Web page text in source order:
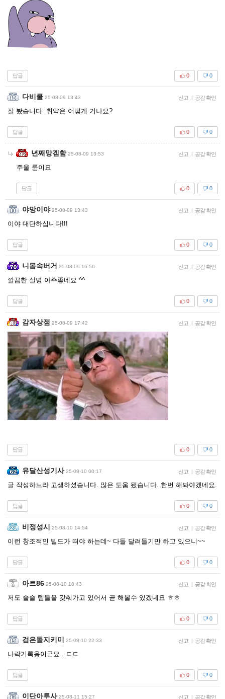
답글 0
0
다비쿨 25-08-09 13:43 신고 | 공감 확인
잘 봤습니다. 취약은 어떻게 거나요?
답글 0
0
년째망겜함 25-08-09 13:53 신고 | 공감 확인
주울 룬이요
답글 0
0
야망이야 25-08-09 13:43 신고 | 공감 확인
이야 대단하십니다!!!
답글 0
0
니몸속버거 25-08-09 16:50 신고 | 공감 확인
깔끔한 설명 아주좋네요 ^^
답글 0
0
감자상점 25-08-09 17:42 신고 | 공감 확인
답글 0
0
유달산성기사 25-08-10 00:17 신고 | 공감 확인
글 작성하느라 고생하셨습니다. 많은 도움 됐습니다. 한번 해봐야겠네요.
답글 0
0
비정성시 25-08-10 14:54 신고 | 공감 확인
이런 창조적인 빌드가 떠야 하는데~ 다들 달려들기만 하고 있으니~~
답글 0
0
아트86 25-08-10 18:43 신고 | 공감 확인
저도 슬슬 템들을 갖춰가고 있어서 곧 해볼수 있겠네요 ㅎㅎ
답글 0
0
검은돌지키미 25-08-10 22:33 신고 | 공감 확인
나락기록용이군요.. ㄷㄷ
답글 0
0
이단아투사 25-08-11 15:27 신고 | 공감 확인